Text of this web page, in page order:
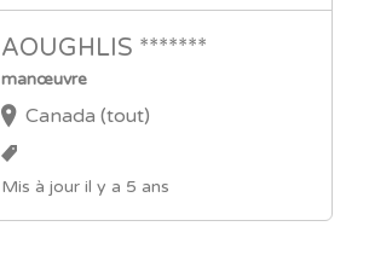
AOUGHLIS *******
manœuvre
Canada (tout)
Mis à jour il y a 5 ans